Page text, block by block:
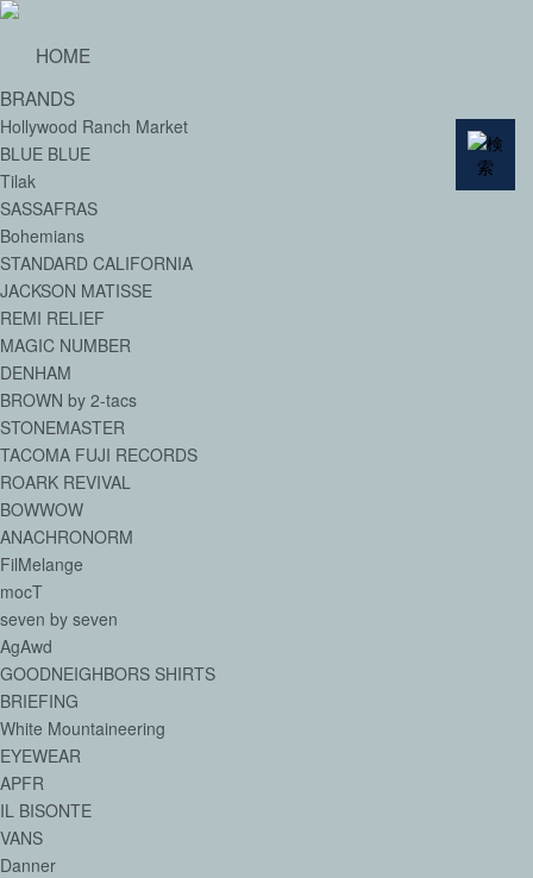
HOME
BRANDS
Hollywood Ranch Market
BLUE BLUE
Tilak
SASSAFRAS
Bohemians
STANDARD CALIFORNIA
JACKSON MATISSE
REMI RELIEF
MAGIC NUMBER
DENHAM
BROWN by 2-tacs
STONEMASTER
TACOMA FUJI RECORDS
ROARK REVIVAL
BOWWOW
ANACHRONORM
FilMelange
mocT
seven by seven
AgAwd
GOODNEIGHBORS SHIRTS
BRIEFING
White Mountaineering
EYEWEAR
APFR
IL BISONTE
VANS
Danner